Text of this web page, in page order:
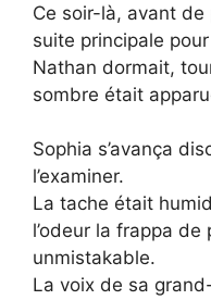
Ce soir-là, avant
suite principale
Nathan dormait,
sombre était
Sophia s’avança
l’examiner.
La tache était
l’odeur la frappa
unmistakable.
La voix de sa